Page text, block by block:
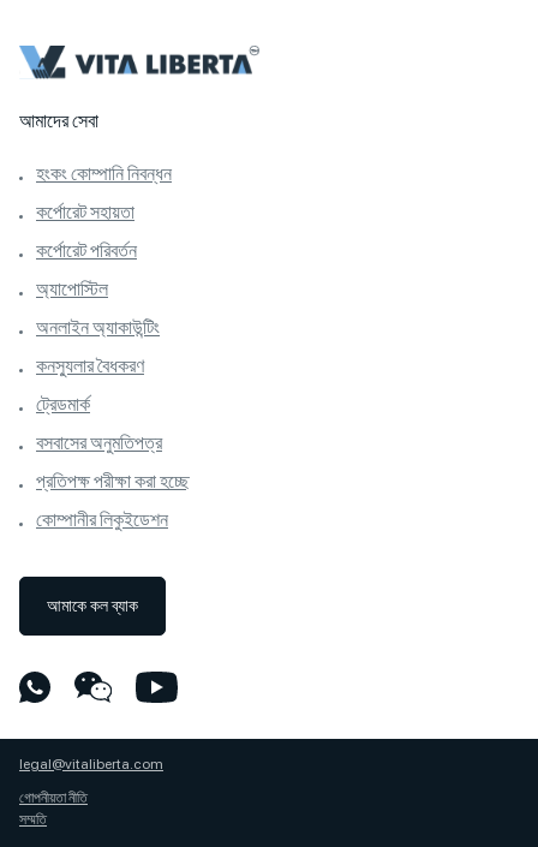
আমাদের সেবা
হংকং কোম্পানি নিবন্ধন
কর্পোরেট সহায়তা
কর্পোরেট পরিবর্তন
অ্যাপোস্টিল
অনলাইন অ্যাকাউন্টিং
কনস্যুলার বৈধকরণ
ট্রেডমার্ক
বসবাসের অনুমতিপত্র
প্রতিপক্ষ পরীক্ষা করা হচ্ছে
কোম্পানীর লিকুইডেশন
আমাকে কল ব্যাক
legal@vitaliberta.com
গোপনীয়তা নীতি
সম্মতি